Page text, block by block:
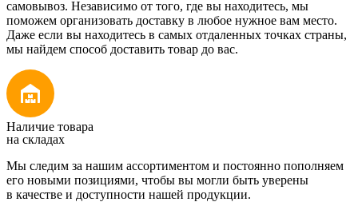
самовывоз. Независимо от того, где вы находитесь, мы
поможем организовать доставку в любое нужное вам место.
Даже если вы находитесь в самых отдаленных точках страны,
мы найдем способ доставить товар до вас.
Наличие товара
на складах
Мы следим за нашим ассортиментом и постоянно пополняем
его новыми позициями, чтобы вы могли быть уверены
в качестве и доступности нашей продукции.